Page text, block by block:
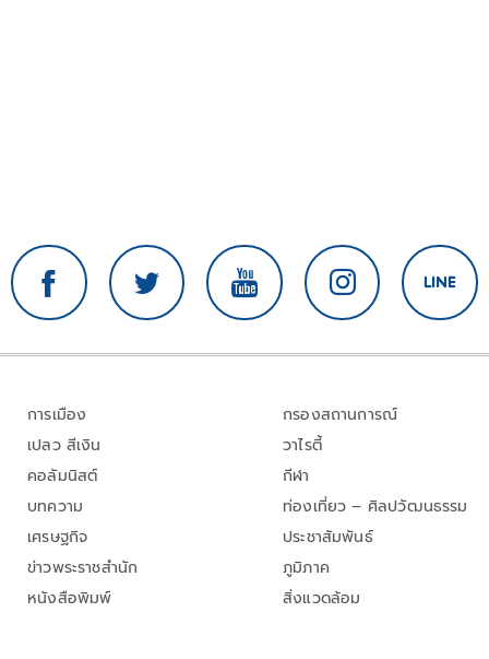
การเมือง
เปลว สีเงิน
คอลัมนิสต์
บทความ
เศรษฐกิจ
ข่าวพระราชสำนัก
หนังสือพิมพ์
กรองสถานการณ์
วาไรตี้
กีฬา
ท่องเที่ยว – ศิลปวัฒนธรรม
ประชาสัมพันธ์
ภูมิภาค
สิ่งแวดล้อม